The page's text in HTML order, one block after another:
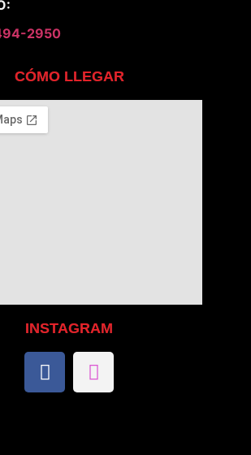
2950
CÓMO LLEGAR
INSTAGRAM